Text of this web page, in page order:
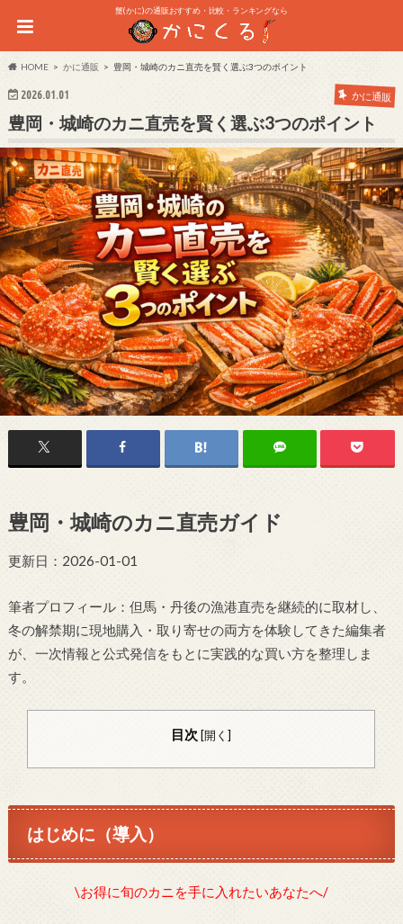
蟹(かに)の通販おすすめ・比較・ランキングなら
HOME かに通販 豊岡・城崎のカニ直売を賢く選ぶ3つのポイント
2026.01.01 かに通販
豊岡・城崎のカニ直売を賢く選ぶ3つのポイント
豊岡・城崎のカニ直売ガイド
更新日：2026-01-01
筆者プロフィール：但馬・丹後の漁港直売を継続的に取材し、
冬の解禁期に現地購入・取り寄せの両方を体験してきた編集者
が、一次情報と公式発信をもとに実践的な買い方を整理しま
す。
目次 [開く]
はじめに（導入）
\お得に旬のカニを手に入れたいあなたへ/